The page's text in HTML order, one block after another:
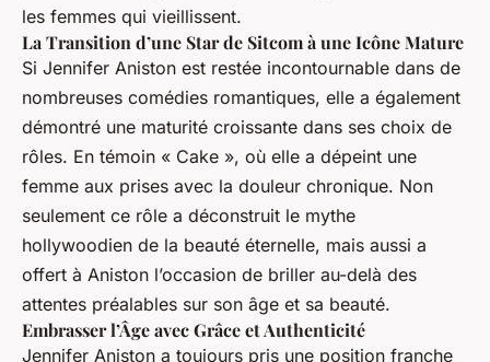
les femmes qui vieillissent.
La Transition d’une Star de Sitcom à une Icône Mature
Si Jennifer Aniston est restée incontournable dans de
nombreuses comédies romantiques, elle a également
démontré une maturité croissante dans ses choix de
rôles. En témoin « Cake », où elle a dépeint une
femme aux prises avec la douleur chronique. Non
seulement ce rôle a déconstruit le mythe
hollywoodien de la beauté éternelle, mais aussi a
offert à Aniston l’occasion de briller au-delà des
attentes préalables sur son âge et sa beauté.
Embrasser l’Âge avec Grâce et Authenticité
Jennifer Aniston a toujours pris une position franche